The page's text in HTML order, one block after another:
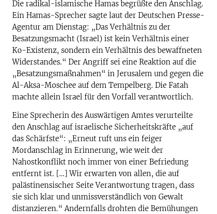
Die radikal-islamische Hamas begrüßte den Anschlag.
Ein Hamas-Sprecher sagte laut der Deutschen Presse-
Agentur am Dienstag: „Das Verhältnis zu der
Besatzungsmacht (Israel) ist kein Verhältnis einer
Ko-Existenz, sondern ein Verhältnis des bewaffneten
Widerstandes.“ Der Angriff sei eine Reaktion auf die
„Besatzungsmaßnahmen“ in Jerusalem und gegen die
Al-Aksa-Moschee auf dem Tempelberg. Die Fatah
machte allein Israel für den Vorfall verantwortlich.
Eine Sprecherin des Auswärtigen Amtes verurteilte
den Anschlag auf israelische Sicherheitskräfte „auf
das Schärfste“: „Erneut ruft uns ein feiger
Mordanschlag in Erinnerung, wie weit der
Nahostkonflikt noch immer von einer Befriedung
entfernt ist. […] Wir erwarten von allen, die auf
palästinensischer Seite Verantwortung tragen, dass
sie sich klar und unmissverständlich von Gewalt
distanzieren.“ Andernfalls drohten die Bemühungen